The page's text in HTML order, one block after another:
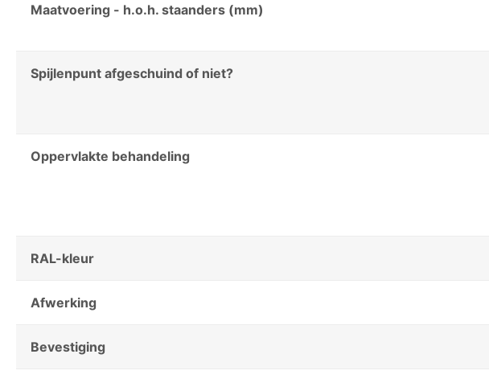
Maatvoering - h.o.h. staanders (mm)
Spijlenpunt afgeschuind of niet?
Oppervlakte behandeling
RAL-kleur
Afwerking
Bevestiging